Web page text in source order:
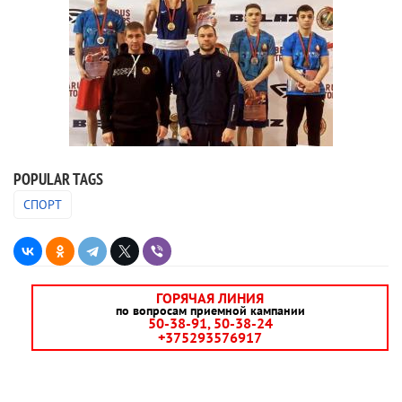
POPULAR TAGS
СПОРТ
ГОРЯЧАЯ ЛИНИЯ
по вопросам приемной кампании
50-38-91, 50-38-24
+375293576917